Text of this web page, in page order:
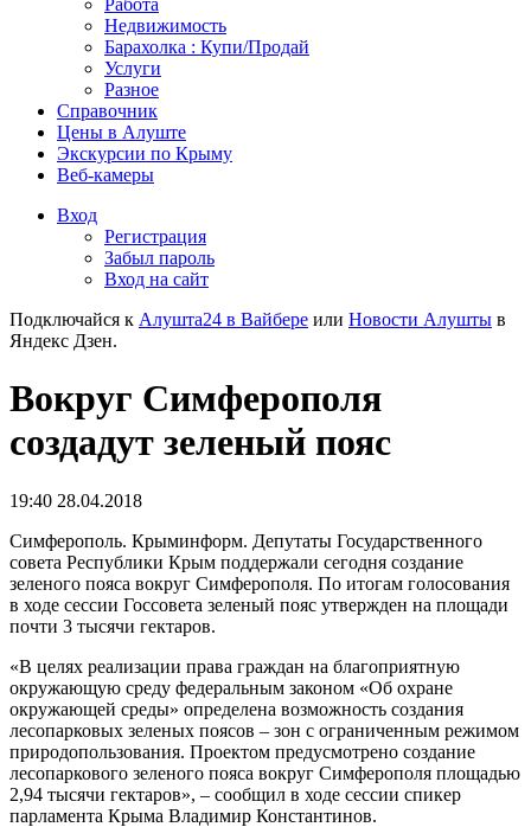
Работа
Недвижимость
Барахолка : Купи/Продай
Услуги
Разное
Справочник
Цены в Алуште
Экскурсии по Крыму
Веб-камеры
Вход
Регистрация
Забыл пароль
Вход на сайт
Подключайся к Алушта24 в Вайбере или Новости Алушты в
Яндекс Дзен.
Вокруг Симферополя
создадут зеленый пояс
19:40 28.04.2018
Симферополь. Крыминформ. Депутаты Государственного
совета Республики Крым поддержали сегодня создание
зеленого пояса вокруг Симферополя. По итогам голосования
в ходе сессии Госсовета зеленый пояс утвержден на площади
почти 3 тысячи гектаров.
«В целях реализации права граждан на благоприятную
окружающую среду федеральным законом «Об охране
окружающей среды» определена возможность создания
лесопарковых зеленых поясов – зон с ограниченным режимом
природопользования. Проектом предусмотрено создание
лесопаркового зеленого пояса вокруг Симферополя площадью
2,94 тысячи гектаров», – сообщил в ходе сессии спикер
парламента Крыма Владимир Константинов.